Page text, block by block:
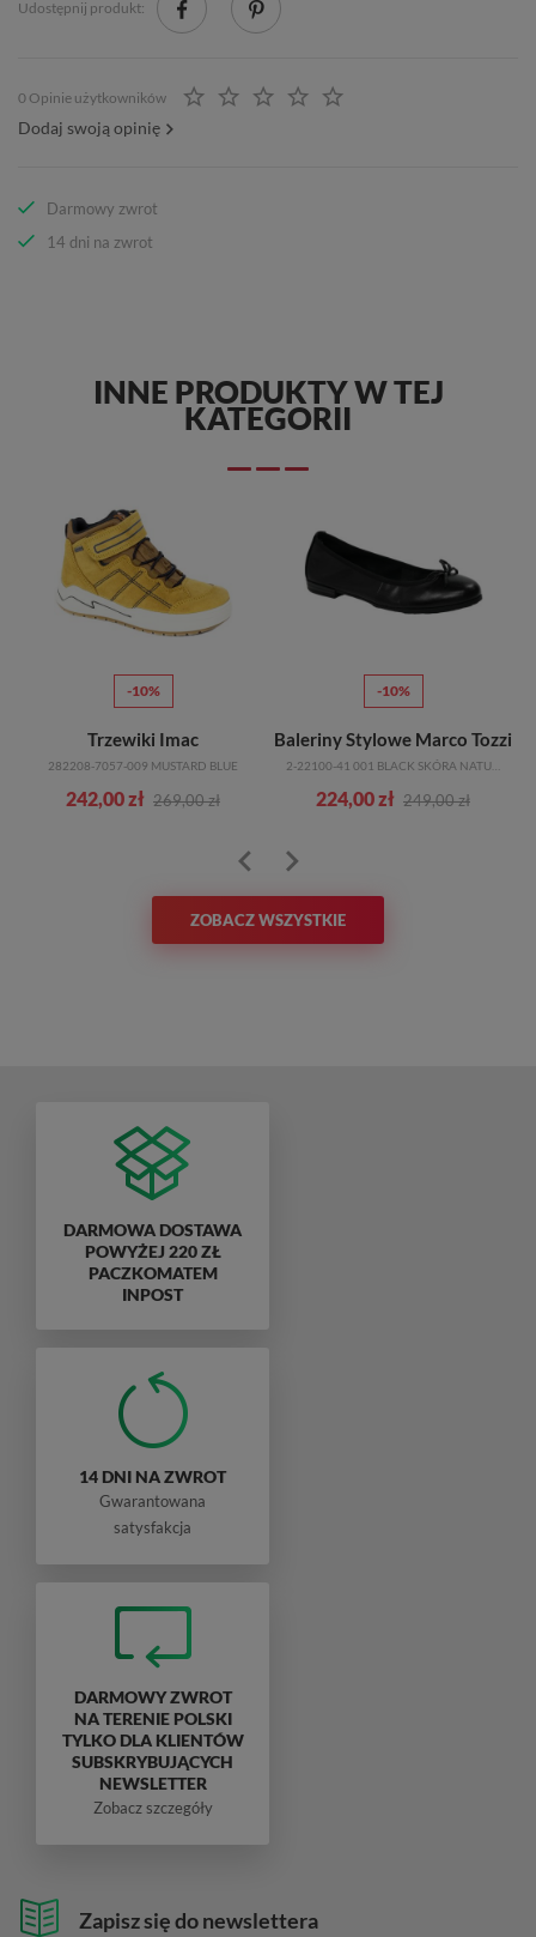
Udostępnij produkt:
0 Opinie użytkowników
Dodaj swoją opinię
Darmowy zwrot
14 dni na zwrot
INNE PRODUKTY W TEJ
KATEGORII
-10%
Trzewiki Imac
282208-7057-009 MUSTARD BLUE
242,00 zł 269,00 zł
-10%
Baleriny Stylowe Marco Tozzi
2-22100-41 001 BLACK SKÓRA NATURALNA
224,00 zł 249,00 zł
ZOBACZ WSZYSTKIE
Zapisz się do newslettera
DARMOWA DOSTAWA
POWYŻEJ 220 ZŁ
PACZKOMATEM
INPOST
14 DNI NA ZWROT
Gwarantowana
satysfakcja
DARMOWY ZWROT
NA TERENIE POLSKI
TYLKO DLA KLIENTÓW
SUBSKRYBUJĄCYCH
NEWSLETTER
Zobacz szczegóły